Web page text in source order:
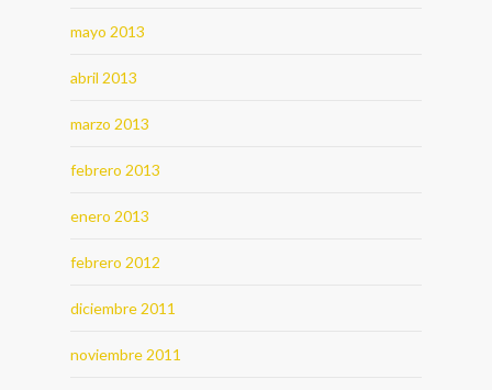
mayo 2013
abril 2013
marzo 2013
febrero 2013
enero 2013
febrero 2012
diciembre 2011
noviembre 2011